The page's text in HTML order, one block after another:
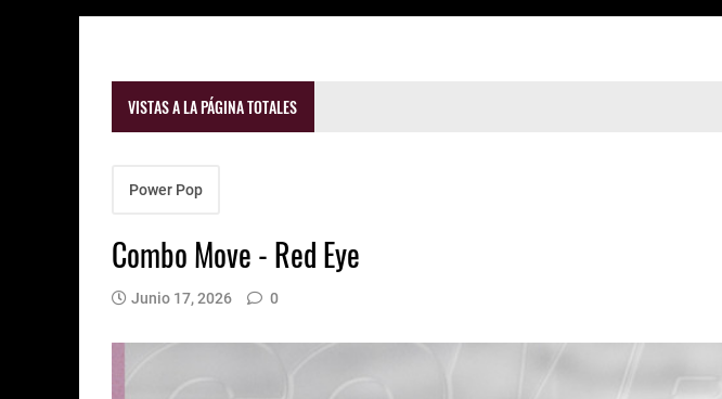
VISTAS A LA PÁGINA TOTALES
Power Pop
Combo Move - Red Eye
Junio 17, 2026 0